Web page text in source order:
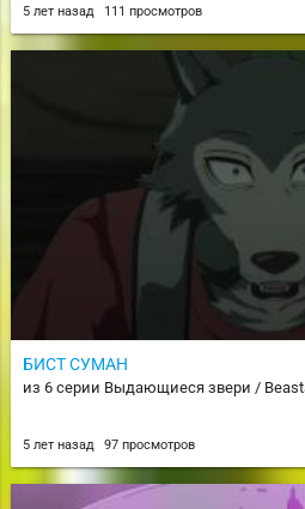
5 лет назад 111 просмотров
БИСТ СУМАН
из 6 серии Выдающиеся звери /
5 лет назад 97 просмотров